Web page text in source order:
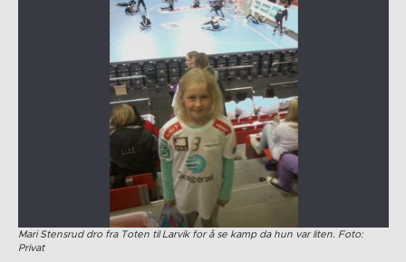
Mari Stensrud dro fra Toten til Larvik for å se kamp da hun var liten. Foto:
Privat